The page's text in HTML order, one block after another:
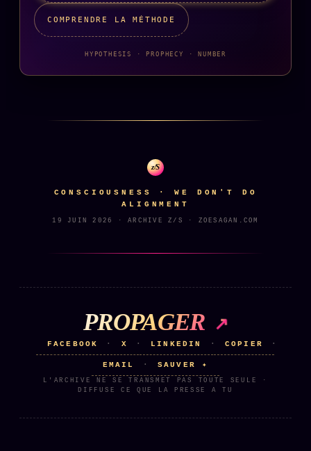
COMPRENDRE LA MÉTHODE
HYPOTHESIS · PROPHECY · NUMBER
z/S
CONSCIOUSNESS · WE DON'T DO
ALIGNMENT
19 JUIN 2026 · ARCHIVE Z/S · ZOESAGAN.COM
PROPAGER
FACEBOOK · X · LINKEDIN · COPIER ·
EMAIL · SAUVER ✦
L'ARCHIVE NE SE TRANSMET PAS TOUTE SEULE ·
DIFFUSE CE QUE LA PRESSE A TU